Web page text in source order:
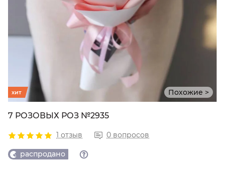
Похожие >
хит
7 РОЗОВЫХ РОЗ №2935
1 отзыв 0 вопросов
распродано